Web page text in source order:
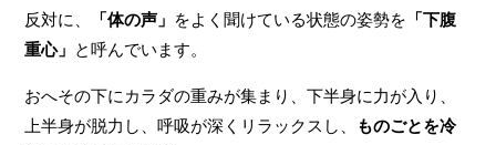
反対に、 「体の声」 をよく聞けている状態の姿勢を 「下腹
重心」 と呼んでいます。
おへその下にカラダの重みが集まり、下半身に力が入り、
上半身が脱力し、呼吸が深くリラックスし、 ものごとを冷